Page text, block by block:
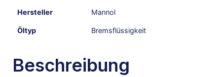
Hersteller Mannol
Öltyp Bremsflüssigkeit
Beschreibung